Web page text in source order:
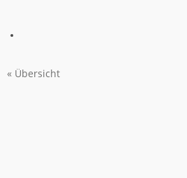
« Übersicht